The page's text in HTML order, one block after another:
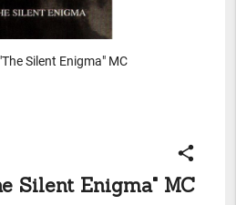
Silent Enigma" MC
share
Silent Enigma" MC